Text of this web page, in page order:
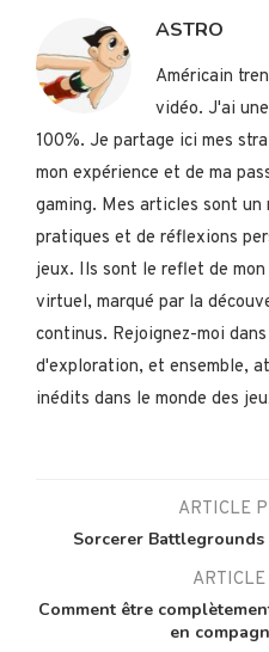
ASTRO
Américain
vidéo. J'ai
100%. Je partage ici mes
mon expérience et de ma
gaming. Mes articles sont un
pratiques et de réflexions
jeux. Ils sont le reflet de mon
virtuel, marqué par la
continus. Rejoignez-moi
d'exploration, et ensemble,
inédits dans le monde des
ARTICLE
Sorcerer
Comment être
en